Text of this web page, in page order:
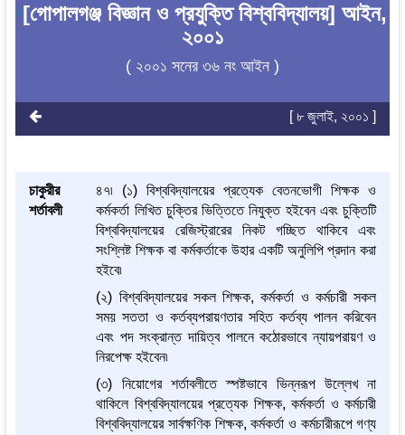
1[গোপালগঞ্জ বিজ্ঞান ও প্রযুক্তি বিশ্ববিদ্যালয়] আইন,
২০০১
( ২০০১ সনের ৩৬ নং আইন )
[ ৮ জুলাই, ২০০১ ]
চাকুরীর
শর্তাবলী
৪৭৷ (১) বিশ্ববিদ্যালয়ের প্রত্যেক বেতনভোগী শিক্ষক ও
কর্মকর্তা লিখিত চুক্তির ভিত্তিতে নিযুক্ত হইবেন এবং চুক্তিটি
বিশ্ববিদ্যালয়ের রেজিস্ট্রারের নিকট গচ্ছিত থাকিবে এবং
সংশ্লিষ্ট শিক্ষক বা কর্মকর্তাকে উহার একটি অনুলিপি প্রদান করা
হইবে৷
(২) বিশ্ববিদ্যালয়ের সকল শিক্ষক, কর্মকর্তা ও কর্মচারী সকল
সময় সততা ও কর্তব্যপরায়ণতার সহিত কর্তব্য পালন করিবেন
এবং পদ সংক্রান্ত দায়িত্ব পালনে কঠোরভাবে ন্যায়পরায়ণ ও
নিরপেক্ষ হইবেন৷
(৩) নিয়োগের শর্তাবলীতে স্পষ্টভাবে ভিন্নরূপ উল্লেখ না
থাকিলে বিশ্ববিদ্যালয়ের প্রত্যেক শিক্ষক, কর্মকর্তা ও কর্মচারী
বিশ্ববিদ্যালয়ের সার্বক্ষণিক শিক্ষক, কর্মকর্তা ও কর্মচারীরূপে গণ্য